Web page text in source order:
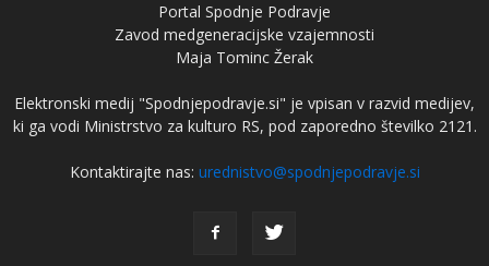
Portal Spodnje Podravje
Zavod medgeneracijske vzajemnosti
Maja Tominc Žerak
Elektronski medij "Spodnjepodravje.si" je vpisan v razvid medijev,
ki ga vodi Ministrstvo za kulturo RS, pod zaporedno številko 2121.
Kontaktirajte nas: urednistvo@spodnjepodravje.si